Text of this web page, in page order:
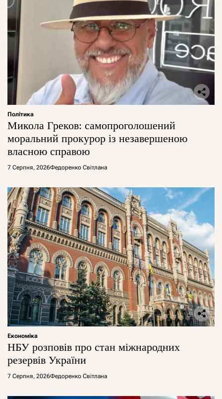
Політика
Микола Греков: самопроголошений
моральний прокурор із незавершеною
власною справою
7 Серпня, 2026Федоренко Світлана
Економіка
НБУ розповів про стан міжнародних
резервів України
7 Серпня, 2026Федоренко Світлана